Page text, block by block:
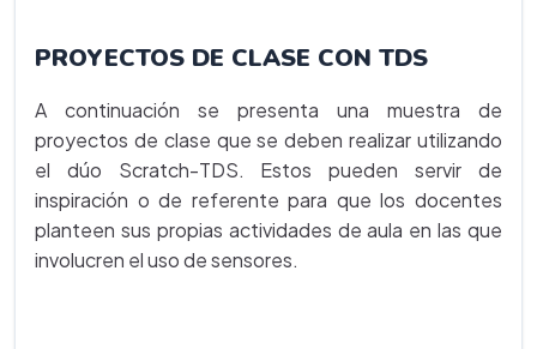
PROYECTOS DE CLASE CON TDS
A continuación se presenta una muestra de
proyectos de clase que se deben realizar utilizando
el dúo Scratch-TDS. Estos pueden servir de
inspiración o de referente para que los docentes
planteen sus propias actividades de aula en las que
involucren el uso de sensores.